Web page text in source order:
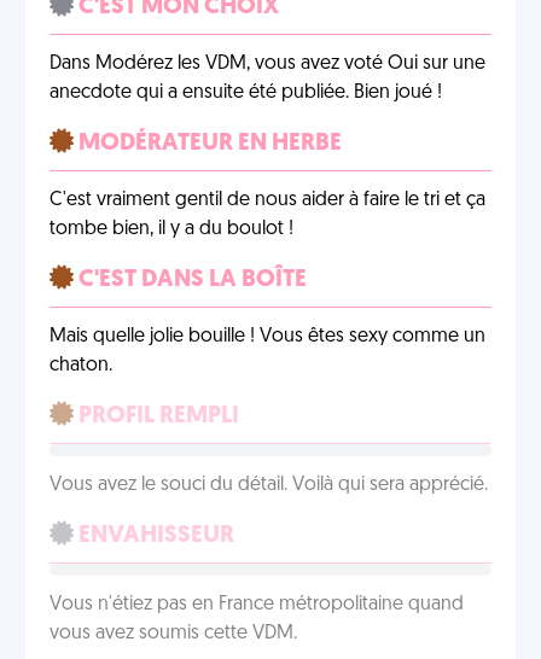
C'EST MON CHOIX
Dans Modérez les VDM, vous avez voté Oui sur une
anecdote qui a ensuite été publiée. Bien joué !
MODÉRATEUR EN HERBE
C'est vraiment gentil de nous aider à faire le tri et ça
tombe bien, il y a du boulot !
C'EST DANS LA BOÎTE
Mais quelle jolie bouille ! Vous êtes sexy comme un
chaton.
PROFIL REMPLI
Vous avez le souci du détail. Voilà qui sera apprécié.
ENVAHISSEUR
Vous n'étiez pas en France métropolitaine quand
vous avez soumis cette VDM.